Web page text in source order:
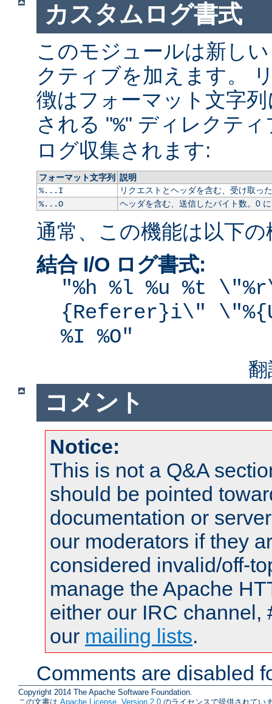
カスタムログ書式
このモジュールは新し
クティブを加えます。
徴はフォーマット文字
される "%" ディレクテ
ログ収集されます:
フォーマット文字列
説明
%...I
リクエストとヘッダを含む、受け取っ
%...O
ヘッダを含む、送信したバイト数。0
通常、この機能は以下
結合 I/O ログ書式:
"%h %l %u %t
{Referer}i\"
%I %O"
コメント
Notice:
This is not a Q&A
should be pointed
documentation or
our moderators if they
considered invalid/off-
manage the Apache
either our IRC channel,
our mailing lists.
Comments are disabled
Copyright 2014 The Apache Software Foundation.
この文書は Apache License, Version 2.0 のライセンスで提供されてい